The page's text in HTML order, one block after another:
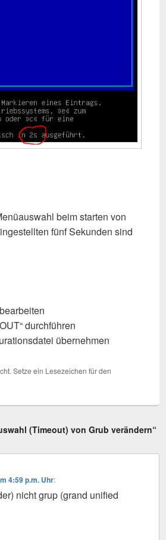
beim starten von
fünf Sekunden sind
bearbeiten
durchführen
übernehmen
Setze ein Lesezeichen für den
(Timeout) von Grub verändern“
4:59 p.m. Uhr:
nicht grup (grand unified